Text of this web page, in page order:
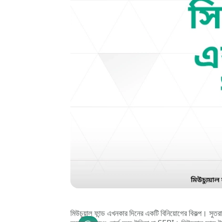
মিউচুয়াল ফান্ড এখনকার দিনের একটি বিনিয়োগের বিকল্প।